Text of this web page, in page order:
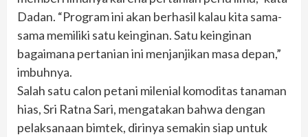
Dadan. “Program ini akan berhasil kalau kita sama-
sama memiliki satu keinginan. Satu keinginan
bagaimana pertanian ini menjanjikan masa depan,”
imbuhnya.
Salah satu calon petani milenial komoditas tanaman
hias, Sri Ratna Sari, mengatakan bahwa dengan
pelaksanaan bimtek, dirinya semakin siap untuk